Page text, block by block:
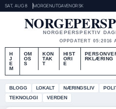
SAT, AUG 8 MORGENUTGAVENORSK
NORGEPERSPEKTIV
OPPDATERT 05:2016
H
J
E
M
OM
OS
S
KON
TAK
T
HIST
ORI
E
RKLÆRING
BLOGG LOKALT NÆRINGSLIV
TEKNOLOGI
VERDEN